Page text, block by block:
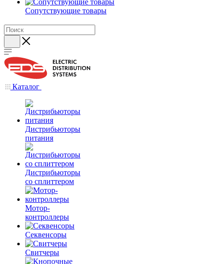
Сопутствующие товары
Каталог
Дистрибьюторы
питания
Дистрибьюторы
со сплиттером
Мотор-
контроллеры
Секвенсоры
Свитчеры